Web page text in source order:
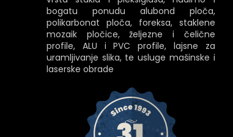
bogatu ponudu alubond ploča,
polikarbonat ploča, foreksa, staklene
mozaik pločice, željezne i čelične
profile, ALU i PVC profile, lajsne za
uramljivanje slika, te usluge mašinske i
laserske obrade